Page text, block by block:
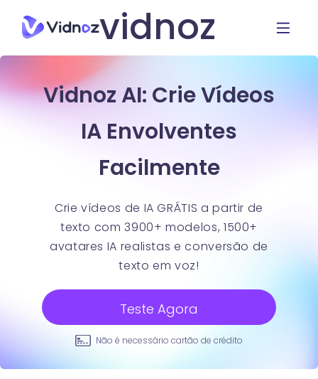
vidnoz
Vidnoz AI: Crie Vídeos
IA Envolventes
Facilmente
Crie vídeos de IA GRÁTIS a partir de
texto com 3900+ modelos, 1500+
avatares IA realistas e conversão de
texto em voz!
Teste Agora
Não é necessário cartão de crédito